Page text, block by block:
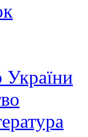
України